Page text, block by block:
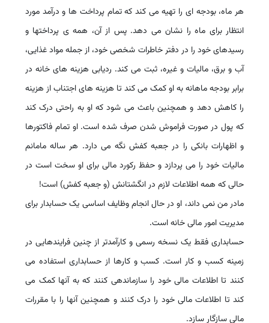
هر ماه، بودجه ای را تهیه می کند که تمام پرداخت ها و درآمد مورد
انتظار برای ماه را نشان می دهد. پس از آن، همه ی پرداختها و
رسیدهای خود را در دفتر خاطرات شخصی خود، از جمله مواد غذایی،
آب و برق، مالیات و غیره، ثبت می کند. ردیابی هزینه های خانه در
برابر بودجه ماهانه به او کمک می کند تا هزینه های اجتناب از هزینه
را کاهش دهد و همچنین باعث می شود که او به راحتی درک کند
که پول در صورت فراموش شدن صرف شده است. او تمام فاکتورها
و اظهارات بانکی را در جعبه کفش نگه می دارد. هر ساله مامانم
مالیات خود را می پردازد و حفظ رکورد مالی برای او سخت است در
حالی که همه اطلاعات لازم در انگشتانش (و جعبه کفش) است!
مادر من نمی داند، او در حال انجام وظایف اساسی یک حسابدار برای
مدیریت امور مالی خانه است.
حسابداری فقط یک نسخه رسمی و کارآمدتر از چنین فرایندهایی در
زمینه کسب و کار است. کسب و کارها از حسابداری استفاده می
کنند تا اطلاعات مالی خود را سازماندهی کنند که به آنها کمک می
کند تا اطلاعات مالی خود را درک کنند و همچنین آنها را با مقررات
مالی سازگار سازد.